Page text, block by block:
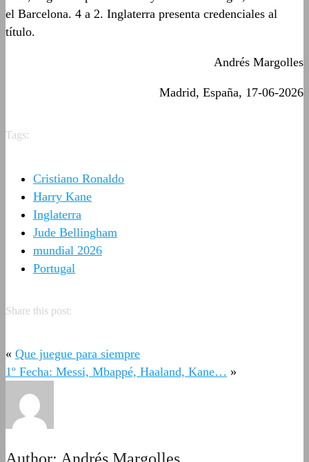
el Barcelona. 4 a 2. Inglaterra presenta credenciales al
título.
Andrés Margolles
Madrid, España, 17-06-2026
Tags:
Cristiano Ronaldo
Harry Kane
Inglaterra
Jude Bellingham
mundial 2026
Portugal
Share this post:
« Que juegue para siempre
1º Fecha: Messi, Mbappé, Haaland, Kane… »